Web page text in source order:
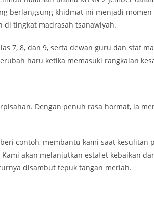
berlangsung khidmat ini menjadi momen
di tingkat madrasah tsanawiyah.
7, 8, dan 9, serta dewan guru dan staf
haru ketika memasuki rangkaian
Dengan penuh rasa hormat, ia
contoh, membantu kami saat kesulitan
akan melanjutkan estafet kebaikan
disambut tepuk tangan meriah.